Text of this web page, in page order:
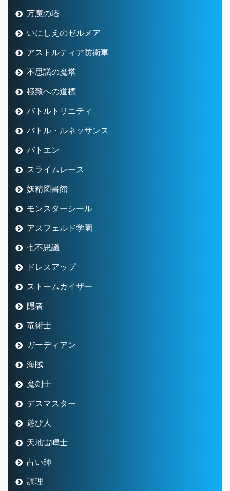
万魔の塔
いにしえのゼルメア
アストルティア防衛軍
不思議の魔塔
極致への道標
バトルトリニティ
バトル・ルネッサンス
バトエン
スライムレース
妖精図書館
モンスターシール
アスフェルド学園
七不思議
ドレスアップ
ストームカイザー
隠者
竜術士
ガーディアン
海賊
魔剣士
デスマスター
遊び人
天地雷鳴士
占い師
調理